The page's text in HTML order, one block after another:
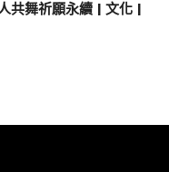
共舞祈願永續 | 文化 |